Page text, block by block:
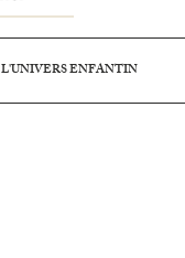
L'UNIVERS ENFANTIN